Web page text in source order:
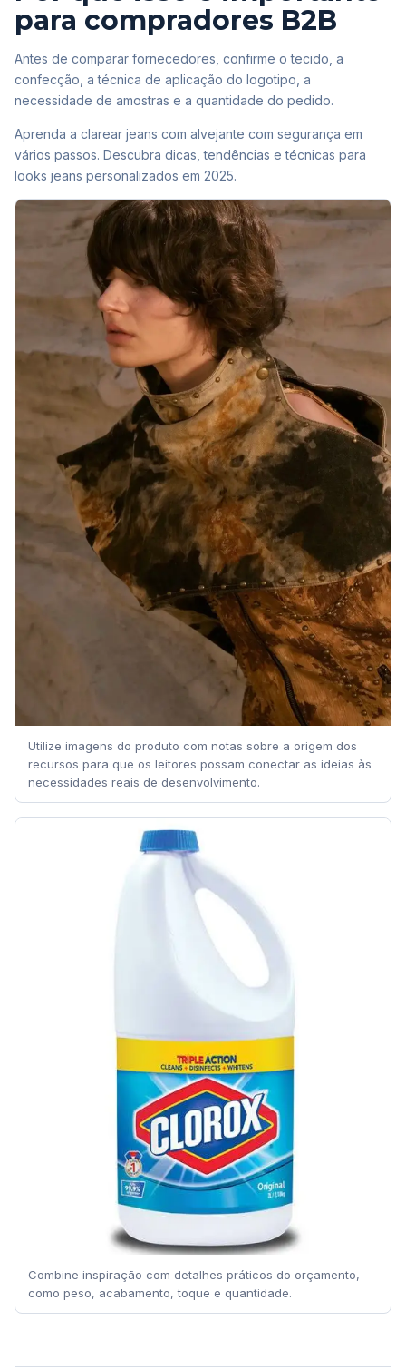
para compradores B2B
Antes de comparar fornecedores, confirme o tecido, a
confecção, a técnica de aplicação do logotipo, a
necessidade de amostras e a quantidade do pedido.
Aprenda a clarear jeans com alvejante com segurança em
vários passos. Descubra dicas, tendências e técnicas para
looks jeans personalizados em 2025.
Utilize imagens do produto com notas sobre a origem dos
recursos para que os leitores possam conectar as ideias às
necessidades reais de desenvolvimento.
Combine inspiração com detalhes práticos do orçamento,
como peso, acabamento, toque e quantidade.